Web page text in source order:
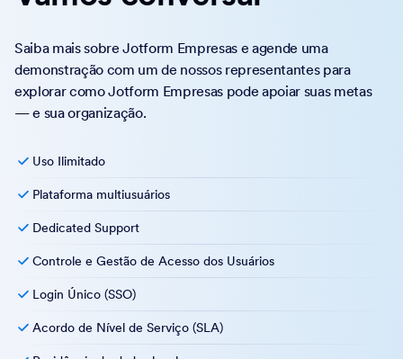
Saiba mais sobre Jotform Empresas e agende uma
demonstração com um de nossos representantes para
explorar como Jotform Empresas pode apoiar suas metas
— e sua organização.
Uso Ilimitado
Plataforma multiusuários
Dedicated Support
Controle e Gestão de Acesso dos Usuários
Login Único (SSO)
Acordo de Nível de Serviço (SLA)